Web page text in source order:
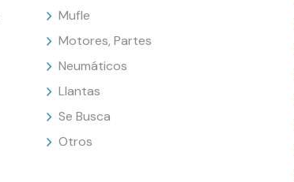
Mufle
Motores, Partes
Neumáticos
Llantas
Se Busca
Otros